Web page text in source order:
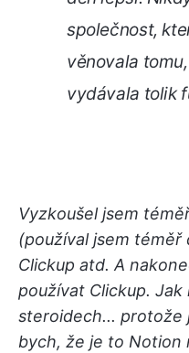
společnost,
věnovala
vydávala tolik
Vyzkoušel jsem
(používal jsem téměř
Clickup atd. A
používat Clickup.
steroidech... protože
bych, že je to Notion